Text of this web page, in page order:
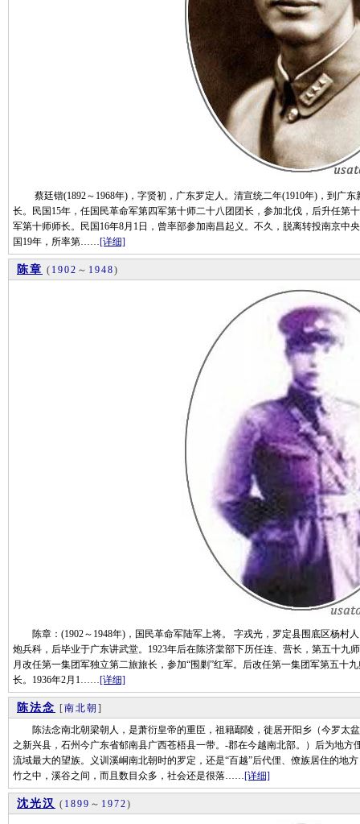
蔡廷锴(1892～1968年)，字贤初，广东罗定人。清宣统二年(1910年)，到广东
长。民国15年，任国民革命军第四军第十师二十八团团长，参加北伐，后升任第
军第十师师长。民国16年8月1日，曾率部参加南昌起义。不久，脱离转投南京中
国19年，所率第……[详细]
陈章 ( 1902 ～ 1948)
陈章：(1902～1948年)，国民革命军陆军上将。 字戎光，罗定县围底区杨村
炮兵科，后毕业于广东讲武堂。1923年后在陈济棠部下历任连、营长，第五十九
月改任第一集团军独立第二旅旅长，参加“围剿”红军。后改任第一集团军第五十
长。1936年2月1……[详细]
陈法念 [南北朝 ]
陈法念南北朝梁朝人，是萧衍皇帝的重臣，祖籍鄢陵，徙居开阳乡（今罗太
之新兴县，石州今广东省郁南县广西苍梧县一带。-郡在今越南北部。）后为地
流域最大的望族。义训溪峒南北朝时的罗定，还是“百越”后代俚、僚族居住的地
竹之中，溪谷之间，而且数目众多，社会还是很落……[详细]
沈光汉 ( 1899 ～ 1972)